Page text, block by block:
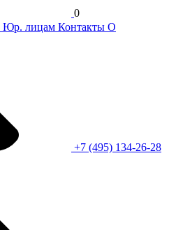
0
Юр. лицам Контакты О
+7 (495) 134-26-28